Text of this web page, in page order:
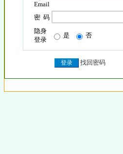
Email
密 码
隐身
登录
是 否
找回密码